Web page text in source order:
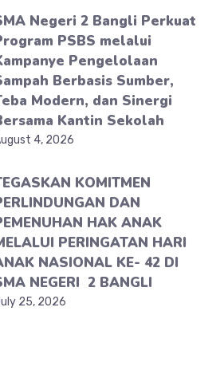
Negeri 2 Bangli Perkuat
PSBS melalui
Pengelolaan
Berbasis Sumber,
Modern, dan Sinergi
Kantin Sekolah
4, 2026
KOMITMEN
DAN
HAK ANAK
PERINGATAN HARI
NASIONAL KE- 42 DI
NEGERI 2 BANGLI
25, 2026